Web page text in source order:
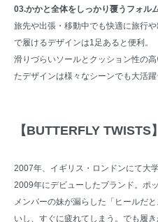
03.かかと全体をしっかり覆うフォル
旅先や出張・移動中でも快適に旅行
で履けるデザインは1足あると便利。
滑りづらいソールとクッション性の
たデザインは様々なシーンでも大活
【BUTTERFLY TWISTS】
2007年、イギリス・ロンドンにて大
2009年にデビューしたブランド。ポ
メンバーの妹が漏らした「ヒールだ
いし、すぐに疲れてしまう。でも履